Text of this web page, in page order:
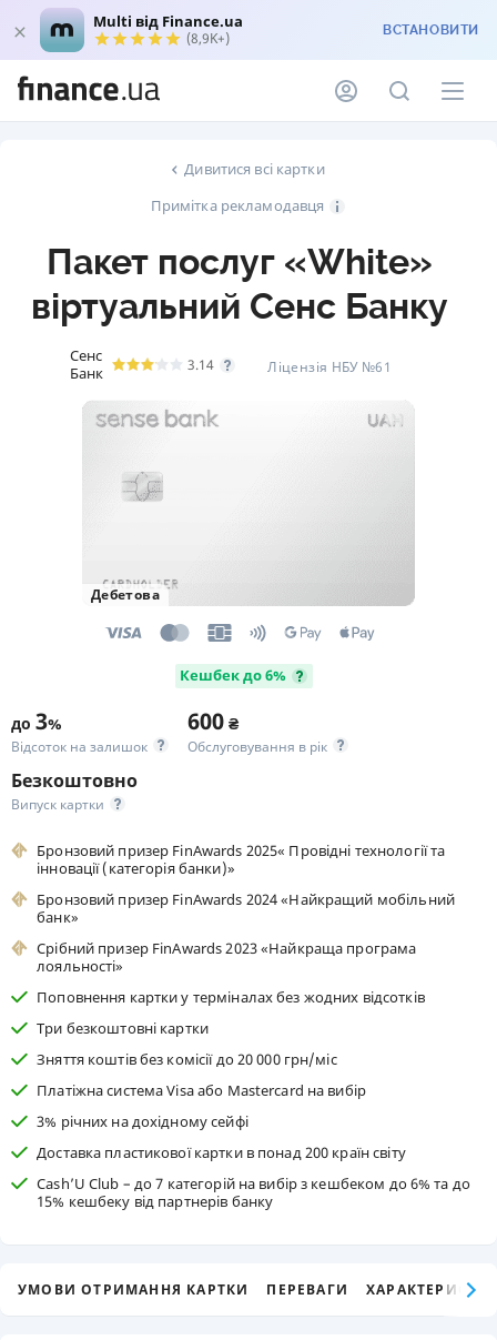
Multi від Finance.ua
(8,9K+) ВСТАНОВИТИ
Дивитися всі картки
Примітка рекламодавця
Пакет послуг «White»
віртуальний Сенс Банку
Сенс
Банк
3.14 Ліцензія НБУ №61
Дебетова
Кешбек до 6%
до 3%
Відсоток на залишок
600 ₴
Обслуговування в рік
Безкоштовно
Випуск картки
Бронзовий призер FinAwards 2025« Провідні технології та
інновації (категорія банки)»
Бронзовий призер FinAwards 2024 «Найкращий мобільний
банк»
Срібний призер FinAwards 2023 «Найкраща програма
лояльності»
Поповнення картки у терміналах без жодних відсотків
Три безкоштовні картки
Зняття коштів без комісії до 20 000 грн/міс
Платіжна система Visa або Mastercard на вибір
3% річних на дохідному сейфі
Доставка пластикової картки в понад 200 країн світу
Сash’U Club – до 7 категорій на вибір з кешбеком до 6% та до
15% кешбеку від партнерів банку
УМОВИ ОТРИМАННЯ КАРТКИ ПЕРЕВАГИ